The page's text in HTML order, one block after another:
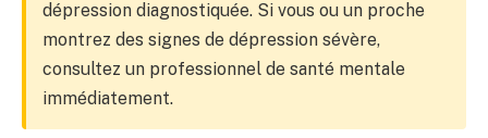
dépression diagnostiquée. Si vous ou un proche
montrez des signes de dépression sévère,
consultez un professionnel de santé mentale
immédiatement.